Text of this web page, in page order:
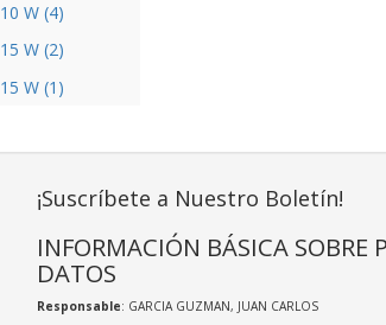
10 W (4)
15 W (2)
15 W (1)
¡Suscríbete a Nuestro Boletín!
INFORMACIÓN BÁSICA SOBRE
DATOS
Responsable: GARCIA GUZMAN, JUAN CARLOS